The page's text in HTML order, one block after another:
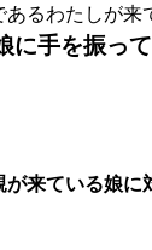
るわたしが来
に手を振っ
が来ている娘に